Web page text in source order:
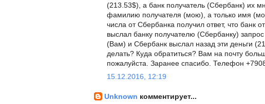
(213.53$), а банк получатель (Сбербанк) их
фамилию получателя (мою), а только имя
числа от Сбербанка получил ответ, что банк
выслал банку получателю (Сбербанку)
(Вам) и Сбербанк выслал назад эти деньги
делать? Куда обратиться? Вам на почту
пожалуйста. Заранее спасибо. Телефон
15.12.2016, 12:19
Unknown комментирует...